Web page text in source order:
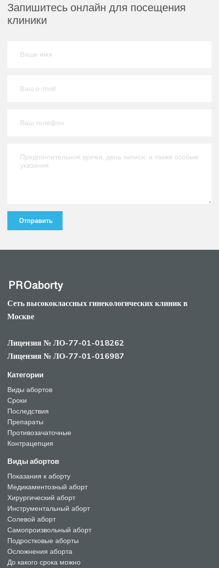
Запишитесь онлайн для посещения
клиники
Отправить
Сеть высококлассных гинекологических клиник в
Москве
Лицензия № ЛО-77-01-018262
Лицензия № ЛО-77-01-016987
Категории
Виды абортов
Сроки
Последствия
Препараты
Противозачаточные
Контрацепция
Виды абортов
Показания к аборту
Медикаментозный аборт
Хирургический аборт
Инструментальный аборт
Солевой аборт
Самопроизвольный аборт
Подростковые аборты
Осложнения аборта
До какого срока можно